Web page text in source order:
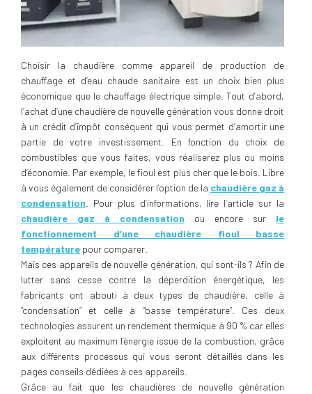
Choisir la chaudière comme appareil de production de
chauffage et d’eau chaude sanitaire est un choix bien plus
économique que le chauffage électrique simple. Tout d’abord,
l’achat d’une chaudière de nouvelle génération vous donne droit
à un crédit d’impôt conséquent qui vous permet d’amortir une
partie de votre investissement. En fonction du choix de
combustibles que vous faites, vous réaliserez plus ou moins
d’économie. Par exemple, le fioul est plus cher que le bois. Libre
à vous également de considérer l’option de la chaudière gaz à
condensation . Pour plus d’informations, lire l’article sur la
chaudière gaz à condensation ou encore sur le
fonctionnement d’une chaudière fioul basse
température pour comparer.
Mais ces appareils de nouvelle génération, qui sont-ils ? Afin de
lutter sans cesse contre la déperdition énergétique, les
fabricants ont abouti à deux types de chaudière, celle à
“condensation” et celle à “basse température”. Ces deux
technologies assurent un rendement thermique à 90 % car elles
exploitent au maximum l’énergie issue de la combustion, grâce
aux différents processus qui vous seront détaillés dans les
pages conseils dédiées à ces appareils.
Grâce au fait que les chaudières de nouvelle génération